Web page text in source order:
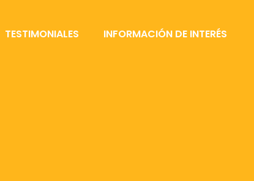
TESTIMONIALES INFORMACIÓN DE INTERÉS